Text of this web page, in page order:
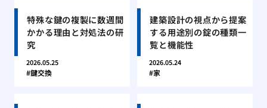
特殊な鍵の複製に数週間
かかる理由と対処法の研
究
2026.05.25
鍵交換
建築設計の視点から提案
する用途別の錠の種類一
覧と機能性
2026.05.24
家